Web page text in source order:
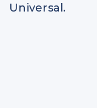
Universal.